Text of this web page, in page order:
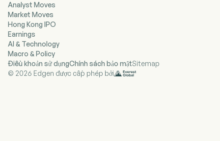
Breathable). The company is also engaged in the
manufacturing and distribution of products and
technologies for the agriculture, aquaculture,
and waste management industries. The
company provides solutions to improve
efficiency and sustainability in these critical
sectors.
Analyst Moves
Market Moves
Hong Kong IPO
Earnings
AI & Technology
Macro & Policy
Điều khoản sử dụngChính sách bảo mậtSitemap
© 2026 Edgen được cấp phép bởi